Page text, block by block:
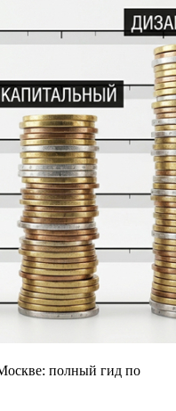
полный гид по